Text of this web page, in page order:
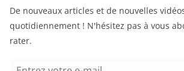
De nouveaux articles et de nouvelles
quotidiennement ! N'hésitez pas à vous
rater.